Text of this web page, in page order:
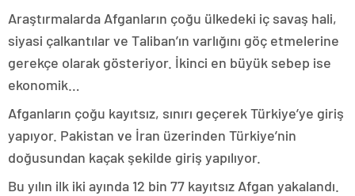
Araştırmalarda Afganların çoğu ülkedeki iç savaş hali,
siyasi çalkantılar ve Taliban’ın varlığını göç etmelerine
gerekçe olarak gösteriyor. İkinci en büyük sebep ise
ekonomik…
Afganların çoğu kayıtsız, sınırı geçerek Türkiye’ye giriş
yapıyor. Pakistan ve İran üzerinden Türkiye’nin
doğusundan kaçak şekilde giriş yapılıyor.
Bu yılın ilk iki ayında 12 bin 77 kayıtsız Afgan yakalandı.